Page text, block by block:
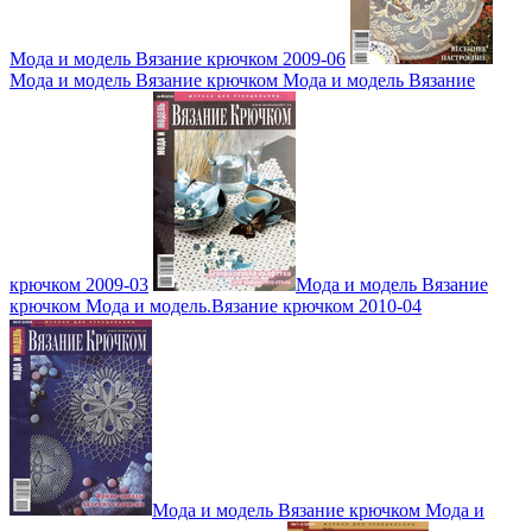
Мода и модель Вязание крючком 2009-06
Мода и модель Вязание крючком Мода и модель Вязание
крючком 2009-03
Мода и модель Вязание
крючком Мода и модель.Вязание крючком 2010-04
Мода и модель Вязание крючком Мода и